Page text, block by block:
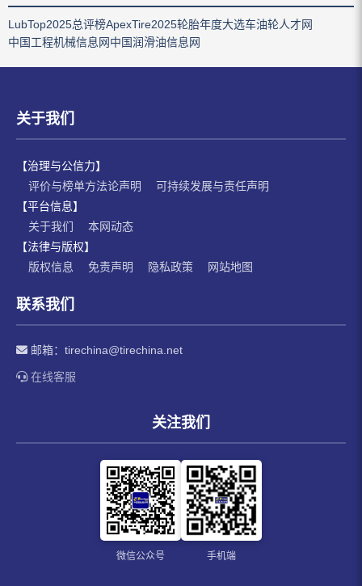
LubTop2025总评榜ApexTire2025轮胎年度大选车油轮人才网
中国工程机械信息网中国润滑油信息网
关于我们
【治理与公信力】
评价与榜单方法论声明
可持续发展与责任声明
【平台信息】
关于我们
本网动态
【法律与版权】
版权信息
免责声明 隐私政策 网站地图
联系我们
邮箱： tirechina@tirechina.net
在线客服
关注我们
微信公众号 手机端